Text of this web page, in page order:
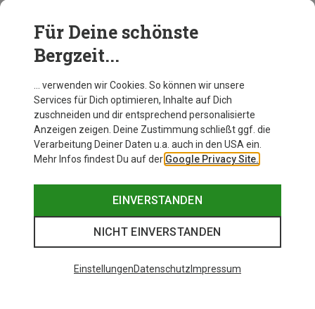
Du sparst 32%
Oakley
Herren Seeker Whip Hose
159,95 €
Für Deine schönste
Bergzeit...
… verwenden wir Cookies. So können wir unsere
Services für Dich optimieren, Inhalte auf Dich
zuschneiden und dir entsprechend personalisierte
Anzeigen zeigen. Deine Zustimmung schließt ggf. die
Verarbeitung Deiner Daten u.a. auch in den USA ein.
Mehr Infos findest Du auf der Google Privacy Site.
EINVERSTANDEN
NICHT EINVERSTANDEN
EinstellungenDatenschutz Impressum